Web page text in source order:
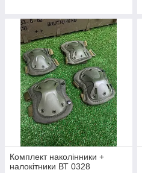
Комплект наколінники +
налокітники ВТ 0328